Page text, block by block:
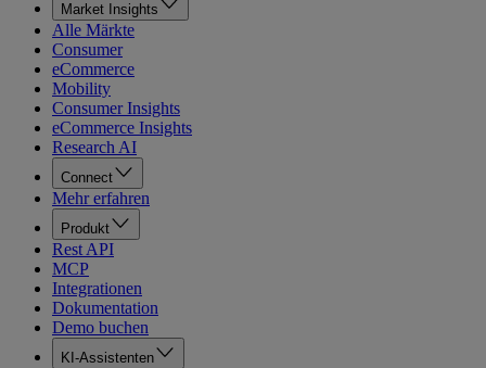
Market Insights
Alle Märkte
Consumer
eCommerce
Mobility
Consumer Insights
eCommerce Insights
Research AI
Connect
Mehr erfahren
Produkt
Rest API
MCP
Integrationen
Dokumentation
Demo buchen
KI-Assistenten